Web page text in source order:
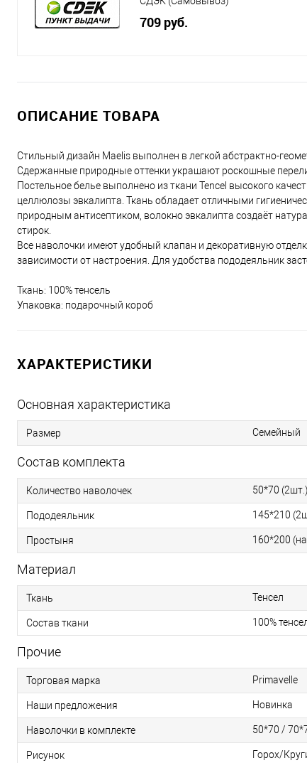
709 руб.
ОПИСАНИЕ ТОВАРА
Стильный дизайн Maelis выполнен в легкой абстрактно-
Сдержанные природные оттенки украшают роскошные
Постельное белье выполнено из ткани Tencel высокого
целлюлозы эвкалипта. Ткань обладает отличными
природным антисептиком, волокно эвкалипта создаёт
стирок.
Все наволочки имеют удобный клапан и декоративную
зависимости от настроения. Для удобства пододеяльник
Ткань: 100% тенсель
Упаковка: подарочный короб
ХАРАКТЕРИСТИКИ
Основная характеристика
Размер Семейный
Состав комплекта
Количество наволочек 50*70
Пододеяльник 145*210
Простыня 160*200
Материал
Ткань Тенсел
Состав ткани 100%
Прочие
Торговая марка Primavelle
Наши предложения Новинка
Наволочки в комплекте 50*70 /
Рисунок Горох/